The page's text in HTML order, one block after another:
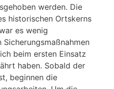
werden. Die
historischen Ortskerns
es wenig
beim ersten Einsatz
haben. Sobald der
beginnen die